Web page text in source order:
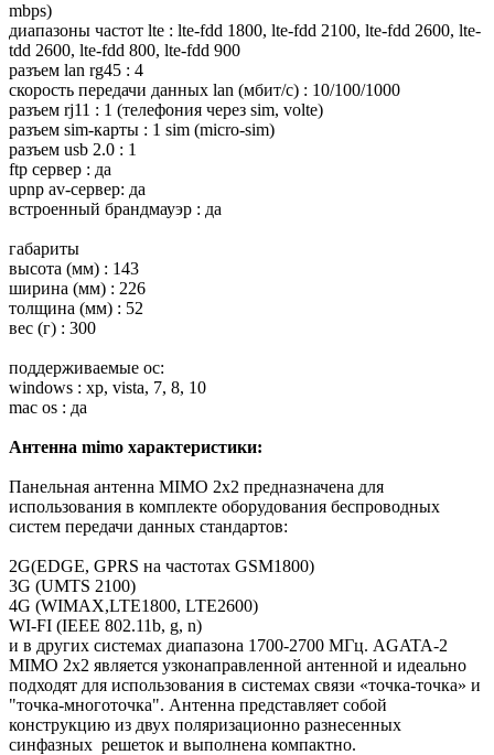
mbps)
диапазоны частот lte : lte-fdd 1800, lte-fdd 2100, lte-fdd 2600, lte-
tdd 2600, lte-fdd 800, lte-fdd 900
разъем lan rg45 : 4
скорость передачи данных lan (мбит/с) : 10/100/1000
разъем rj11 : 1 (телефония через sim, volte)
разъем sim-карты : 1 sim (micro-sim)
разъем usb 2.0 : 1
ftp сервер : да
upnp av-сервер: да
встроенный брандмауэр : да
габариты
высота (мм) : 143
ширина (мм) : 226
толщина (мм) : 52
вес (г) : 300
поддерживаемые ос:
windows : xp, vista, 7, 8, 10
mac os : да
Антенна mimo характеристики:
Панельная антенна MIMO 2x2 предназначена для
использования в комплекте оборудования беспроводных
систем передачи данных стандартов:
2G(EDGE, GPRS на частотах GSM1800)
3G (UMTS 2100)
4G (WIMAX,LTE1800, LTE2600)
WI-FI (IEEE 802.11b, g, n)
и в других системах диапазона 1700-2700 МГц. AGATA-2
MIMO 2x2 является узконаправленной антенной и идеально
подходят для использования в системах связи «точка-точка» и
"точка-многоточка". Антенна представляет собой
конструкцию из двух поляризационно разнесенных
синфазных решеток и выполнена компактно.